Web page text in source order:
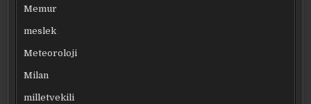
Memur
meslek
Meteoroloji
Milan
milletvekili